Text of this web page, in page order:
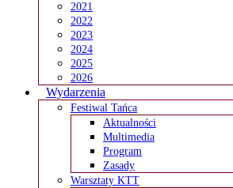
2021
2022
2023
2024
2025
2026
Wydarzenia
Festiwal Tańca
Aktualności
Multimedia
Program
Zasady
Warsztaty KTT